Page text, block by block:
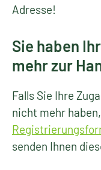
Adresse!
Sie haben
mehr zur
Falls Sie Ihre
nicht mehr
senden Ihnen